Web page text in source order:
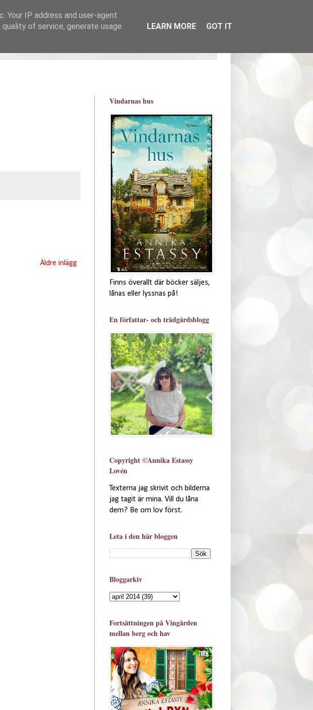
Äldre inlägg
Vindarnas hus
Finns överallt där böcker säljes,
lånas eller lyssnas på!
En författar- och trädgårdsblogg
Copyright ©Annika Estassy
Lovén
Texterna jag skrivit och bilderna
jag tagit är mina. Vill du låna
dem? Be om lov först.
Leta i den här bloggen
Bloggarkiv
Fortsättningen på Vingården
mellan berg och hav
Your IP address and user-agent
of service, generate usage
LEARN MORE GOT IT